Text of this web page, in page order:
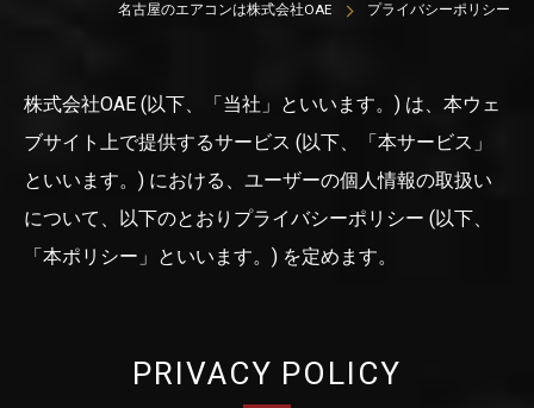
名古屋のエアコンは株式会社OAE プライバシーポリシー
株式会社OAE (以下、「当社」といいます。) は、本ウェ
ブサイト上で提供するサービス (以下、「本サービス」
といいます。) における、ユーザーの個人情報の取扱い
について、以下のとおりプライバシーポリシー (以下、
「本ポリシー」といいます。) を定めます。
PRIVACY POLICY